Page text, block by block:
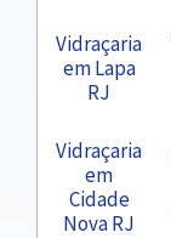
Vidraçaria
em Lapa
RJ
Vidraçaria
em
Cidade
Nova RJ